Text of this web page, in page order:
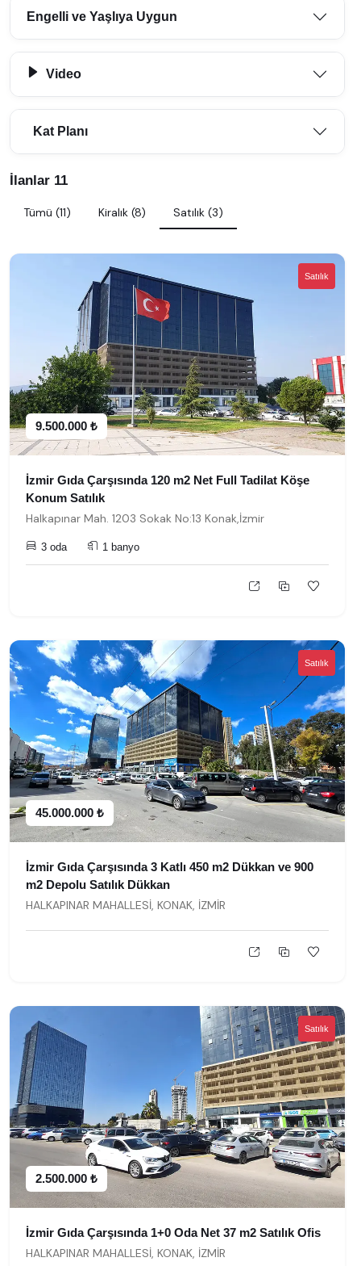
Engelli ve Yaşlıya Uygun
Video
Kat Planı
İlanlar 11
Tümü (11) Kiralık (8) Satılık (3)
Satılık
9.500.000 ₺
İzmir Gıda Çarşısında 120 m2 Net Full Tadilat Köşe
Konum Satılık
Halkapınar Mah. 1203 Sokak No:13 Konak,İzmir
3 oda 1 banyo
Satılık
45.000.000 ₺
İzmir Gıda Çarşısında 3 Katlı 450 m2 Dükkan ve 900
m2 Depolu Satılık Dükkan
HALKAPINAR MAHALLESİ, KONAK, İZMİR
Satılık
2.500.000 ₺
İzmir Gıda Çarşısında 1+0 Oda Net 37 m2 Satılık Ofis
HALKAPINAR MAHALLESİ, KONAK, İZMİR